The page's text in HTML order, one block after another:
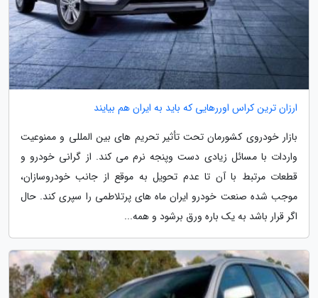
ارزان ترین کراس اوررهایی که باید به ایران هم بیایند
بازار خودروی کشورمان تحت تأثیر تحریم های بین المللی و ممنوعیت
واردات با مسائل زیادی دست وپنجه نرم می کند. از گرانی خودرو و
قطعات مرتبط با آن تا عدم تحویل به موقع از جانب خودروسازان،
موجب شده صنعت خودرو ایران ماه های پرتلاطمی را سپری کند. حال
اگر قرار باشد به یک باره ورق برشود و همه...